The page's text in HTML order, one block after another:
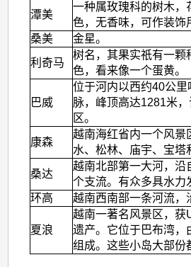
潭美
一种属玫瑰科的树木，
色，无香味，可作装饰
桑美
金星。
利奇马
树名，其果实祇有一颗
色，看来像一个蛋黄。
巴威
位于河内以西约40公里
脉，峰顶高达1281米
区。
康森
越南海红省内一个风景
水、松林、庙宇、宝塔
桑达
越南北部第一大河，沿
个支流。有众多具水力
环高
越南西南部一条河流，
夏浪
越南一著名风景区，获
遗产。它位于巴布湾，
组成。这些小岛大部份